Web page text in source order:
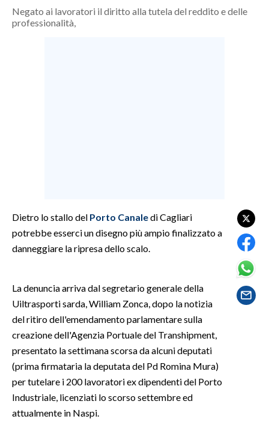
SPORT IN SARDEGNA
SPORT
CALCIO
CALCIO REGIONALE
BASKET
MOTORI
TENNIS
ALTRI SPORT
Negato ai lavoratori il diritto alla tutela del reddito e delle
professionalità,
Dietro lo stallo del Porto Canaledi Cagliari
potrebbe esserci un disegno più ampio finalizzato a
danneggiare la ripresa dello scalo.
La denuncia arriva dal segretario generale della
Uiltrasporti sarda, William Zonca, dopo la notizia
del ritiro dell'emendamento parlamentare sulla
creazione dell'Agenzia Portuale del Transhipment,
presentato la settimana scorsa da alcuni deputati
(prima firmataria la deputata del Pd Romina Mura)
per tutelare i 200 lavoratori ex dipendenti del Porto
Industriale, licenziati lo scorso settembre ed
attualmente in Naspi.